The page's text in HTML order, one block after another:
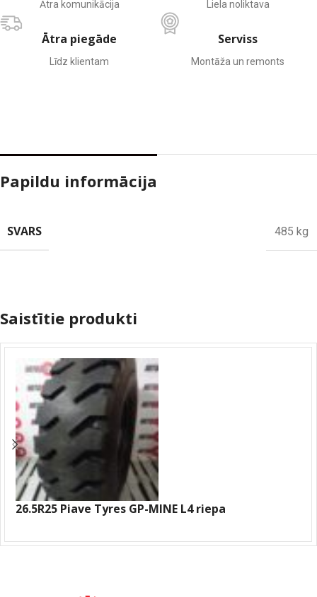
Ātra komunikācija Liela noliktava
Ātra piegāde
Līdz klientam
Serviss
Montāža un remonts
Papildu informācija
SVARS 485 kg
Saistītie produkti
26.5R25 Piave Tyres GP-MINE L4 riepa